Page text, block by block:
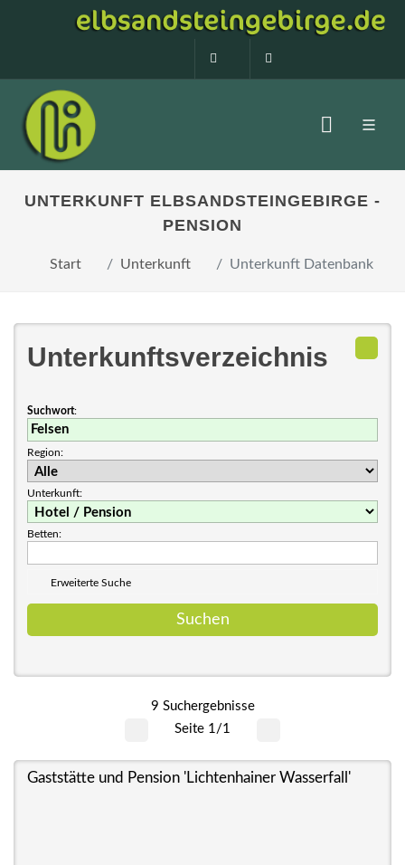
0160 99873408
UNTERKUNFT ELBSANDSTEINGEBIRGE -
PENSION
Start Unterkunft Unterkunft Datenbank
Unterkunftsverzeichnis
Suchwort:
Region:
Unterkunft:
Betten:
Erweiterte Suche
9 Suchergebnisse
Seite 1/1
Gaststätte und Pension 'Lichtenhainer Wasserfall'